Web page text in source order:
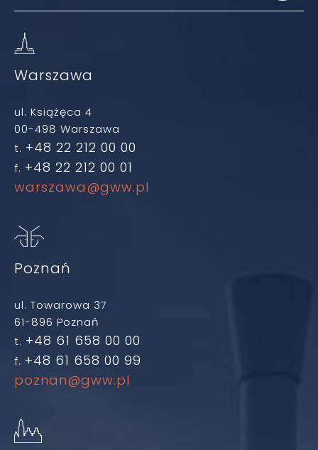
Warszawa
ul. Książęca 4
00-498 Warszawa
t. +48 22 212 00 00
f. +48 22 212 00 01
warszawa@gww.pl
Poznań
ul. Towarowa 37
61-896 Poznań
t. +48 61 658 00 00
f. +48 61 658 00 99
poznan@gww.pl